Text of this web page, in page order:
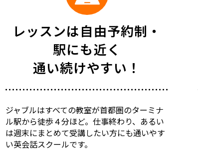
レッスンは自由予約制・
駅にも近く
通い続けやすい！
ジャブルはすべての教室が首都圏のターミナ
ル駅から徒歩４分ほど。仕事終わり、あるい
は週末にまとめて受講したい方にも通いやす
い英会話スクールです。